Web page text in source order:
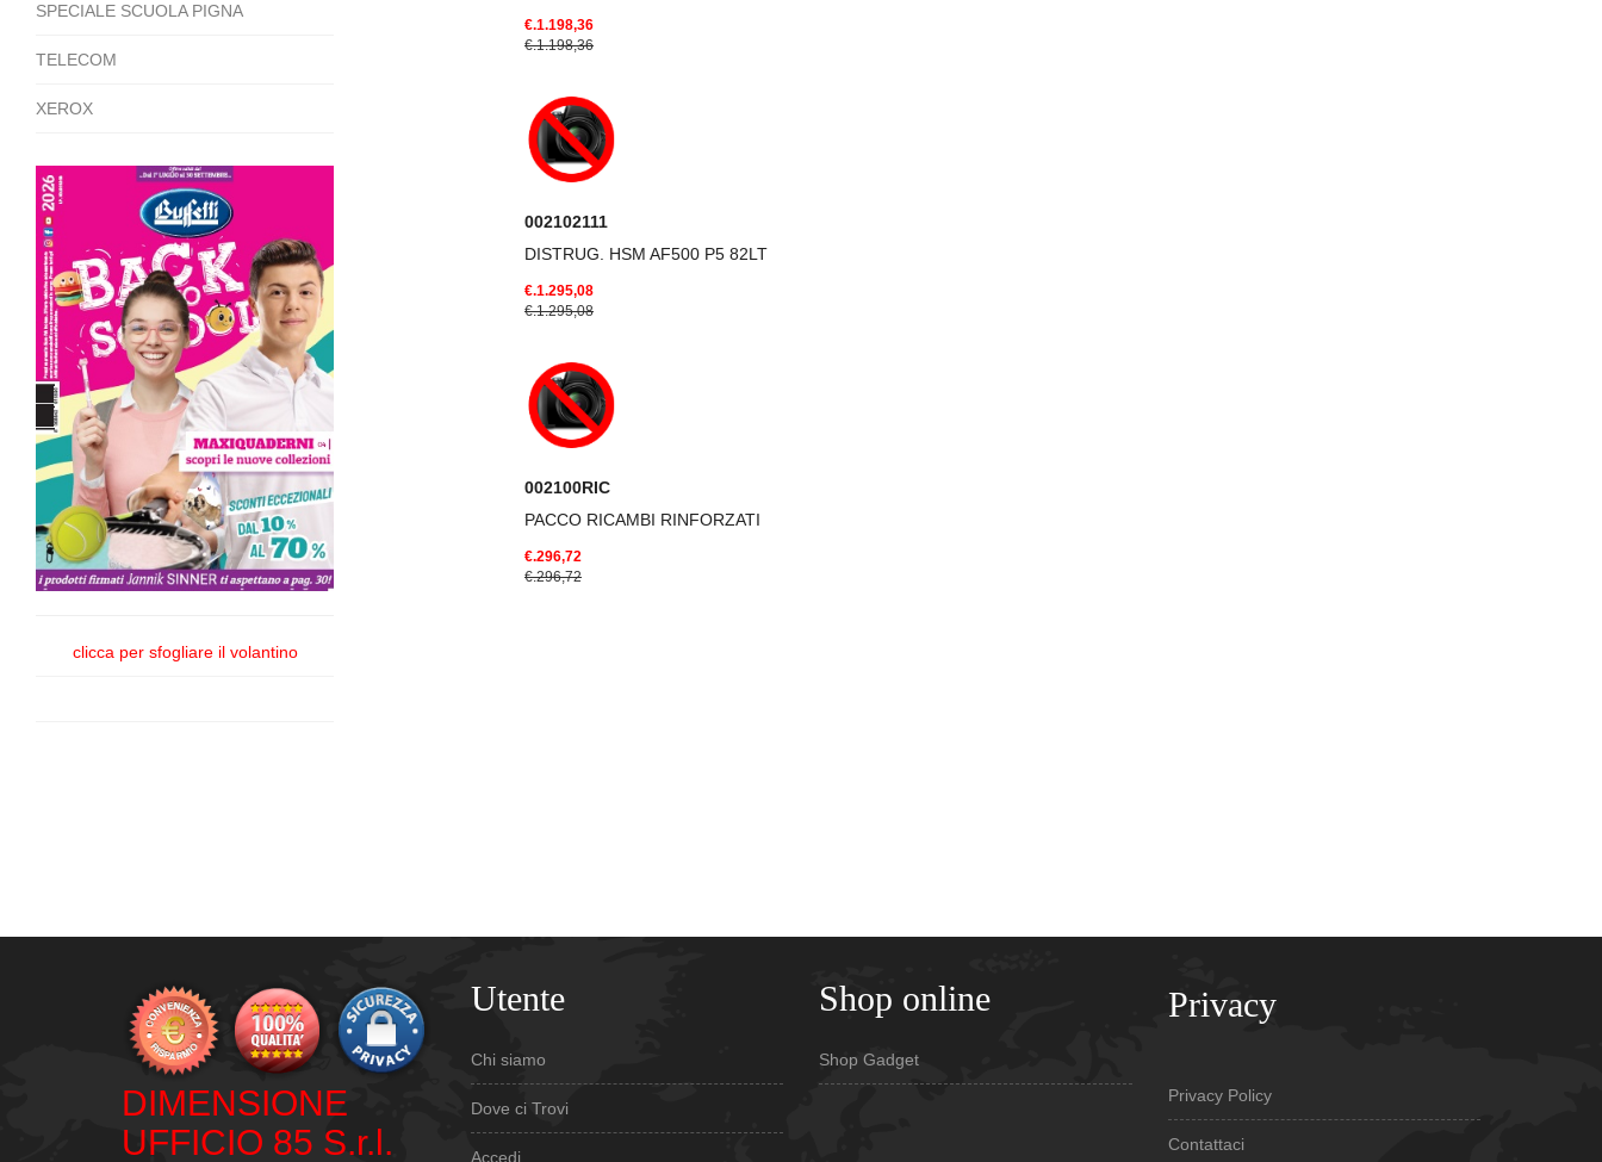
SPECIALE SCUOLA PIGNA
TELECOM
XEROX
clicca per sfogliare il volantino
€.1.198,36
€.1.198,36
002102111
DISTRUG. HSM AF500 P5 82LT
€.1.295,08
€.1.295,08
002100RIC
PACCO RICAMBI RINFORZATI
€.296,72
€.296,72
DIMENSIONE
UFFICIO 85 S.r.l.
Utente
Chi siamo
Dove ci Trovi
Accedi
Shop online
Shop Gadget
Privacy
Privacy Policy
Contattaci